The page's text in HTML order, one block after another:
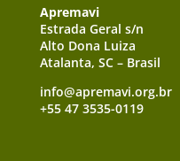
Apremavi
Estrada Geral s/n
Alto Dona Luiza
Atalanta, SC – Brasil
info@apremavi.org.br
+55 47 3535-0119